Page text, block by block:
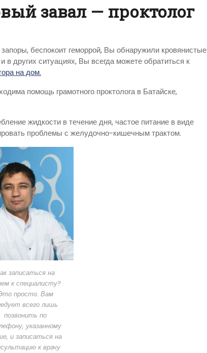
завал — проктолог
беспокоит геморрой, Вы обнаружили кровянистые
других ситуациях, Вы всегда можете обратиться к
на дом.
помощь грамотного проктолога в Батайске,
жидкости в течение дня, частое питание в виде
проблемы с желудочно-кишечным трактом.
записаться на
к специалисту?
просто. Вам
всего лишь
позвонить по
указанному
и записаться на
к врачу